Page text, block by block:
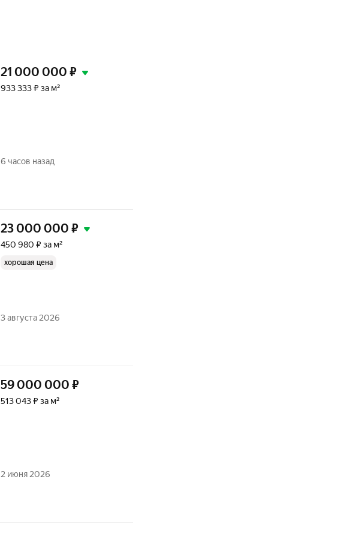
21 000 000 ₽
933 333 ₽ за м²
6 часов назад
23 000 000 ₽
450 980 ₽ за м²
хорошая цена
3 августа 2026
59 000 000 ₽
513 043 ₽ за м²
2 июня 2026